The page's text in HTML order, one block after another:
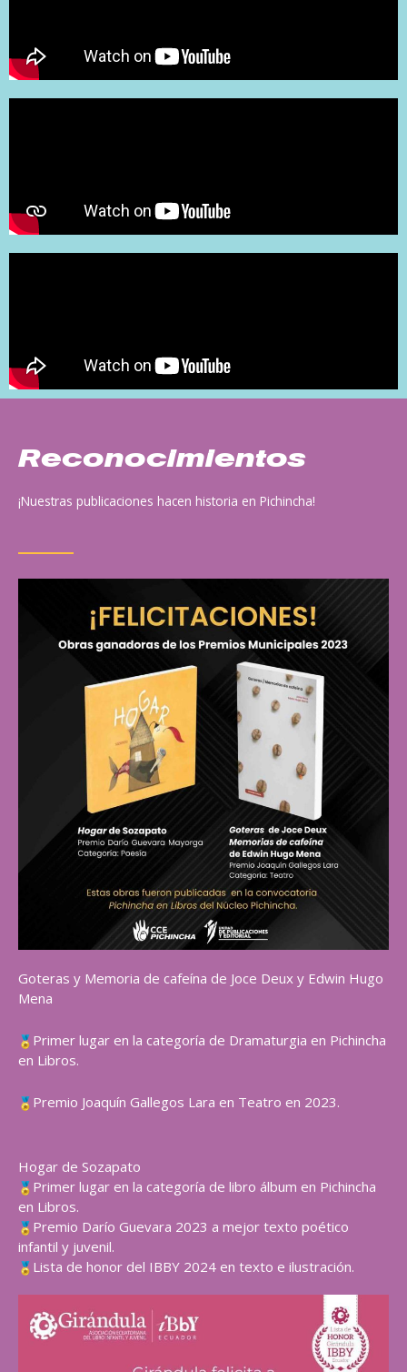
Reconocimientos
¡Nuestras publicaciones hacen historia en Pichincha!
Goteras y Memoria de cafeína de Joce Deux y Edwin Hugo
Mena
Primer lugar en la categoría de Dramaturgia en Pichincha
en Libros.
Premio Joaquín Gallegos Lara en Teatro en 2023.
Hogar de Sozapato
Primer lugar en la categoría de libro álbum en Pichincha
en Libros.
Premio Darío Guevara 2023 a mejor texto poético
infantil y juvenil.
Lista de honor del IBBY 2024 en texto e ilustración.